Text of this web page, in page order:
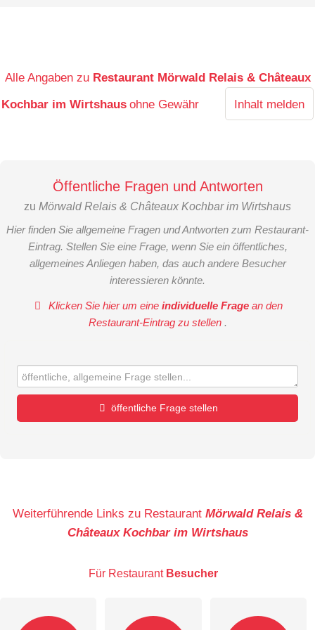
Alle Angaben zu Restaurant Mörwald Relais & Châteaux
Kochbar im Wirtshaus ohne Gewähr Inhalt melden
Öffentliche Fragen und Antworten
zu Mörwald Relais & Châteaux Kochbar im Wirtshaus
Hier finden Sie allgemeine Fragen und Antworten zum Restaurant-
Eintrag. Stellen Sie eine Frage, wenn Sie ein öffentliches,
allgemeines Anliegen haben, das auch andere Besucher
interessieren könnte.
Klicken Sie hier um eineindividuelle Frage an den
Restaurant-Eintrag zu stellen .
öffentliche Frage stellen
Weiterführende Links zu Restaurant Mörwald Relais &
Châteaux Kochbar im Wirtshaus
Für Restaurant Besucher